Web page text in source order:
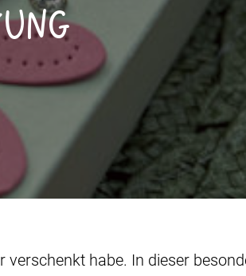
verschenkt habe. In dieser